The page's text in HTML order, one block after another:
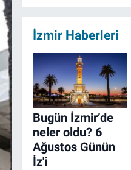
İzmir Haberleri
Bugün İzmir’de
neler oldu? 6
Ağustos Günün
İz'i